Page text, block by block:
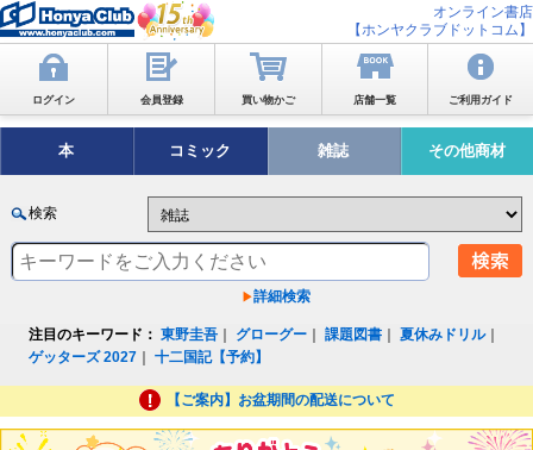
オンライン書店
【ホンヤクラブドットコム】
ログイン 会員登録 買い物かご 店舗一覧 ご利用ガイド
本 コミック 雑誌 その他商材
検索
詳細検索
注目のキーワード： 東野圭吾 グローグー ｜課題図書 ｜夏休みドリル｜
ゲッターズ 2027 ｜十二国記【予約】
【ご案内】お盆期間の配送について